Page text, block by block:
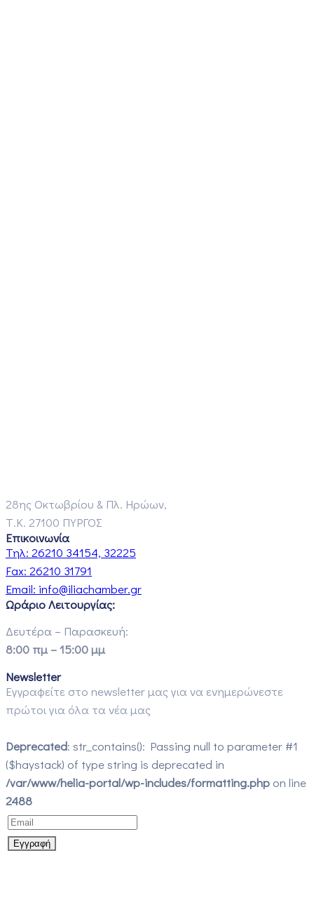
28ης Οκτωβρίου & Πλ. Ηρώων,
Τ.Κ. 27100 ΠΥΡΓΟΣ
Επικοινωνία
Τηλ: 26210 34154, 32225
Fax: 26210 31791
Email: info@iliachamber.gr
Ωράριο Λειτουργίας:
Δευτέρα – Παρασκευή:
8:00 πμ – 15:00 μμ
Newsletter
Εγγραφείτε στο newsletter μας για να ενημερώνεστε
πρώτοι για όλα τα νέα μας
Deprecated: str_contains(): Passing null to parameter #1
($haystack) of type string is deprecated in
/var/www/helia-portal/wp-includes/formatting.php on line
2488